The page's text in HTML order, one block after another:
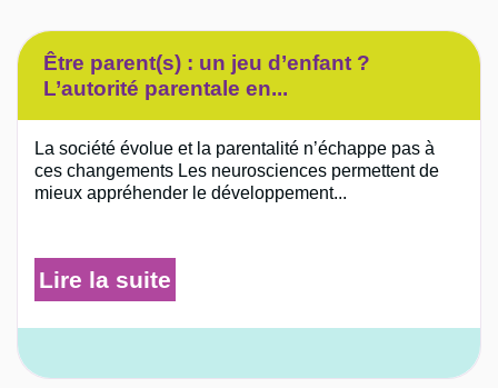
Être parent(s) : un jeu d’enfant ?
L’autorité parentale en...
La société évolue et la parentalité n’échappe pas à
ces changements Les neurosciences permettent de
mieux appréhender le développement...
Lire la suite